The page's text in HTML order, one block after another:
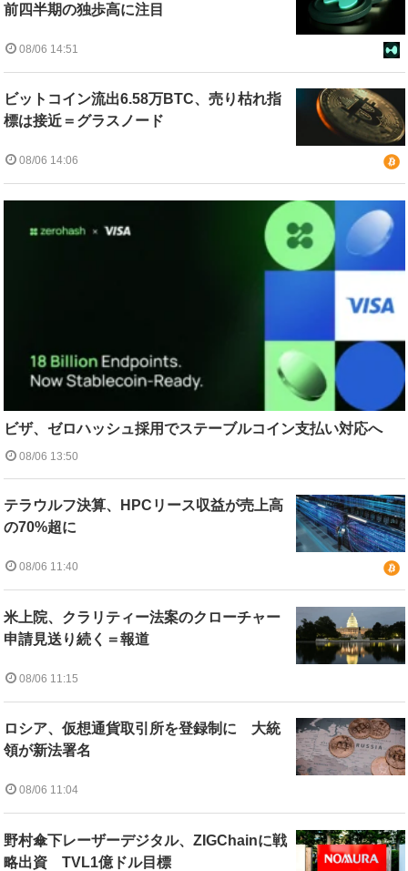
前四半期の独歩高に注目
08/06 14:51
ビットコイン流出6.58万BTC、売り枯れ指
標は接近＝グラスノード
08/06 14:06
ビザ、ゼロハッシュ採用でステーブルコイン支払い対応へ
08/06 13:50
テラウルフ決算、HPCリース収益が売上高
の70%超に
08/06 11:40
米上院、クラリティー法案のクローチャー
申請見送り続く＝報道
08/06 11:15
ロシア、仮想通貨取引所を登録制に 大統
領が新法署名
08/06 11:04
野村傘下レーザーデジタル、ZIGChainに戦
略出資 TVL1億ドル目標